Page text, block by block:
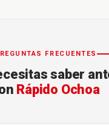
FRECUENTES
saber
Rápido Ochoa